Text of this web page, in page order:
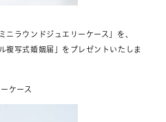
ニラウンドジュエリーケース」を、
複写式婚姻届」をプレゼントいたしま
ケース